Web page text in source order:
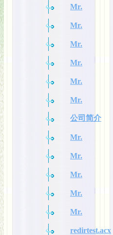
Mr.
Mr.
Mr.
Mr.
Mr.
Mr.
公司简介
Mr.
Mr.
Mr.
Mr.
Mr.
redirtest.acx